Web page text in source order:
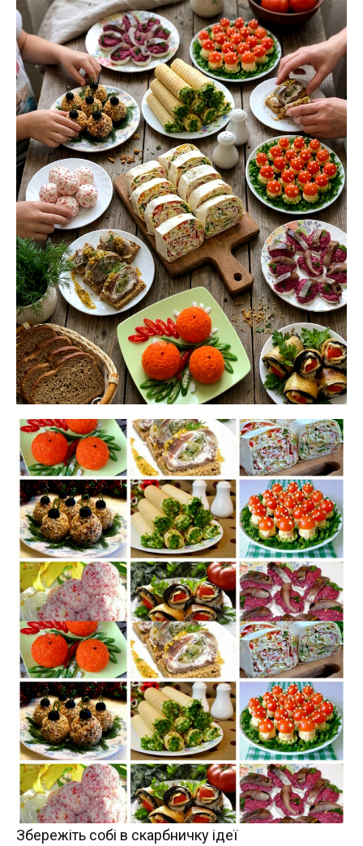
Збережіть собі в скарбничку ідеї